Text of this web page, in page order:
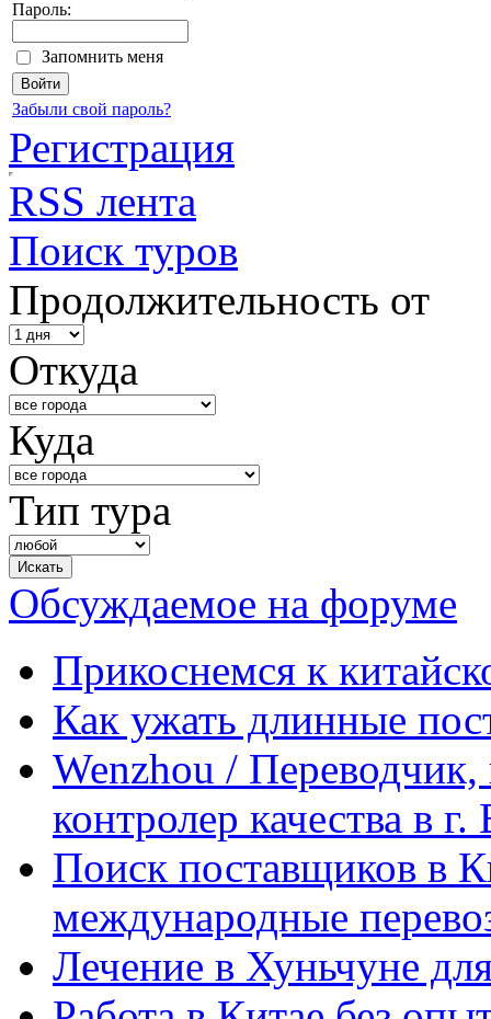
Пароль:
Запомнить меня
Забыли свой пароль?
Регистрация
RSS лента
Поиск туров
Продолжительность от
Откуда
Куда
Тип тура
Обсуждаемое на форуме
Прикоснемся к
Как ужать длинные
Wenzhou / Переводчик,
контролер качества в
Поиск поставщиков в
международные
Лечение в Хуньчуне